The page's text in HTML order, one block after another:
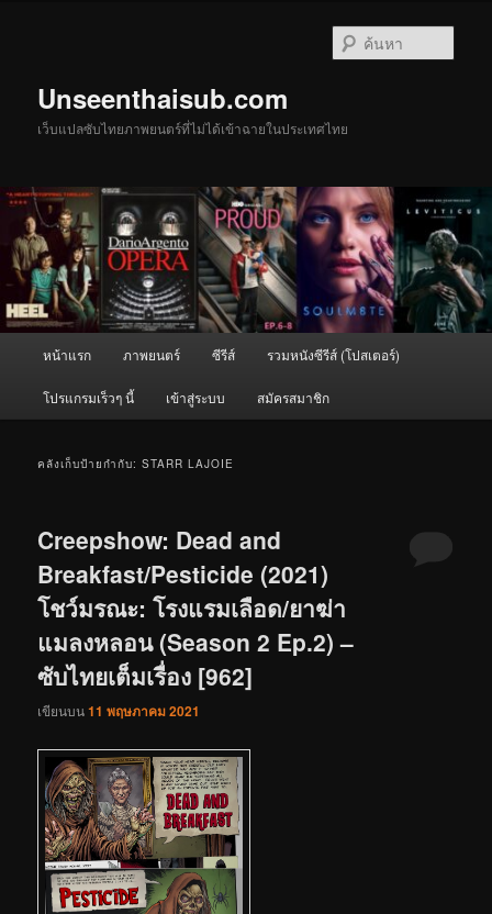
Unseenthaisub.com
เว็บแปลซับไทยภาพยนตร์ที่ไม่ได้เข้าฉายในประเทศไทย
หน้าแรก ภาพยนตร์ ซีรีส์ รวมหนังซีรีส์ (โปสเตอร์)
โปรแกรมเร็วๆ นี้ เข้าสู่ระบบ สมัครสมาชิก
คลังเก็บป้ายกำกับ:STARR LAJOIE
Creepshow: Dead and
Breakfast/Pesticide (2021)
โชว์มรณะ: โรงแรมเลือด/ยาฆ่า
แมลงหลอน (Season 2 Ep.2) –
ซับไทยเต็มเรื่อง [962]
เขียนบน11 พฤษภาคม 2021